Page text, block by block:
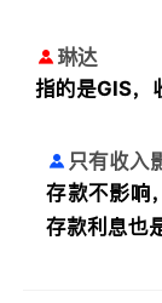
琳达
指的是GIS，
只有收入
存款不影响
存款利息也